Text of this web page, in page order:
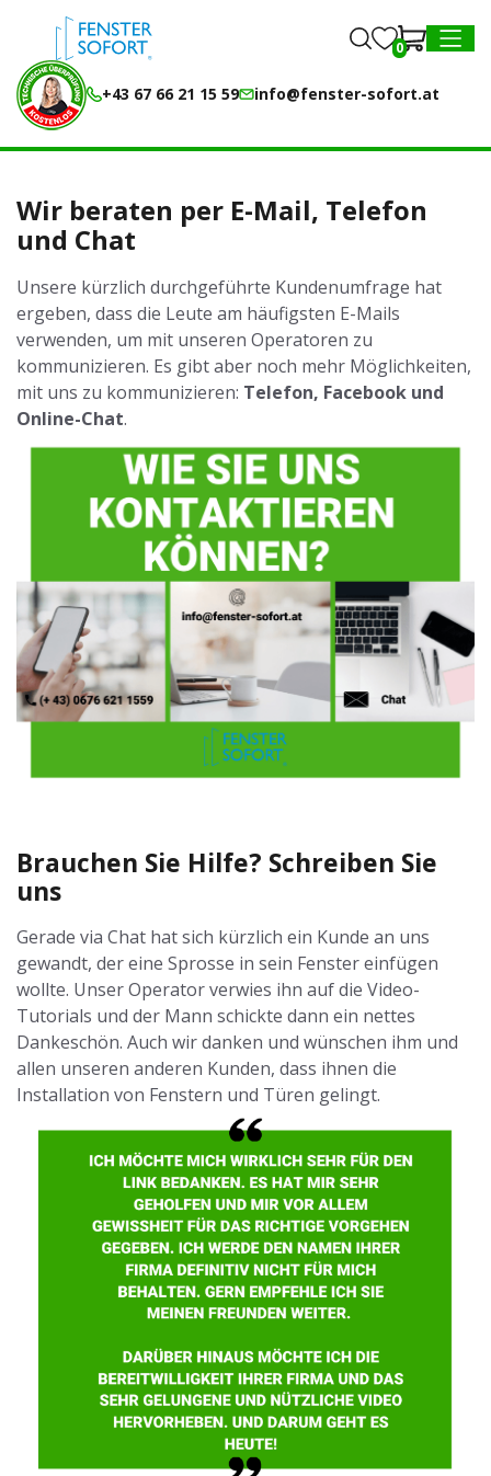
MENU
+43 67 66 21 15 59 info@fenster-sofort.at
0
Wir beraten per E-Mail, Telefon
und Chat
Unsere kürzlich durchgeführte Kundenumfrage hat
ergeben, dass die Leute am häufigsten E-Mails
verwenden, um mit unseren Operatoren zu
kommunizieren. Es gibt aber noch mehr Möglichkeiten,
mit uns zu kommunizieren: Telefon, Facebook und
Online-Chat.
Brauchen Sie Hilfe? Schreiben Sie
uns
Gerade via Chat hat sich kürzlich ein Kunde an uns
gewandt, der eine Sprosse in sein Fenster einfügen
wollte. Unser Operator verwies ihn auf die Video-
Tutorials und der Mann schickte dann ein nettes
Dankeschön. Auch wir danken und wünschen ihm und
allen unseren anderen Kunden, dass ihnen die
Installation von Fenstern und Türen gelingt.